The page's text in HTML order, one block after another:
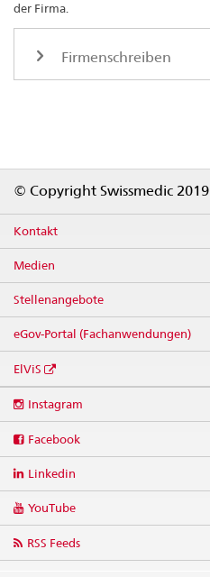
der Firma.
Firmenschreiben
© Copyright Swissmedic 2019
Kontakt
Medien
Stellenangebote
eGov-Portal (Fachanwendungen)
ElViS
media
Instagram
Facebook
Linkedin
YouTube
RSS Feeds